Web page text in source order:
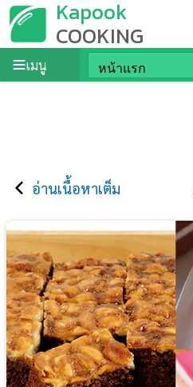
Kapook
COOKING
เมนู
อ่านเนื้อหาเต็ม